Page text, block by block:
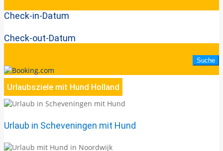
Check-in-Datum
Check-out-Datum
Urlaubsziele mit Hund Holland
Urlaub in Scheveningen mit Hund